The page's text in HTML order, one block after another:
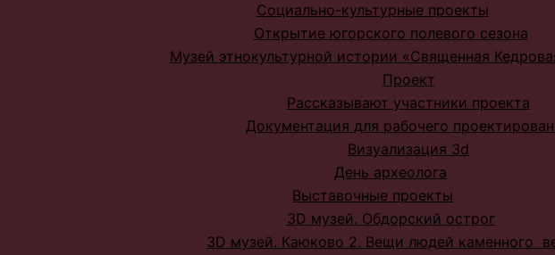
Социально-культурные проекты
Открытие югорского полевого сезона
Музей этнокультурной истории «Священная
Проект
Рассказывают участники проекта
Документация для рабочего
Визуализация 3d
День археолога
Выставочные проекты
3D музей. Обдорский острог
3D музей. Каюково 2. Вещи людей каменного